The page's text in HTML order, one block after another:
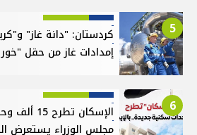
5
كردستان: "دانة غاز"
إمدادات غاز من حقل
6
الإسكان
مجلس الوزراء يستعرض